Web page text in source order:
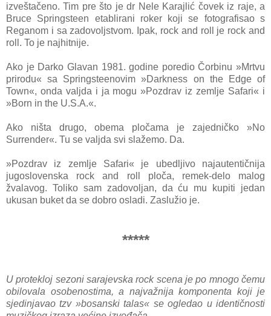
izveštačeno. Tim pre što je dr Nele Karajlić čovek iz raje, a
Bruce Springsteen etablirani roker koji se fotografisao s
Reganom i sa zadovoljstvom. Ipak, rock and roll je rock and
roll. To je najhitnije.
Ako je Darko Glavan 1981. godine poredio Čorbinu »Mrtvu
prirodu« sa Springsteenovim »Darkness on the Edge of
Town«, onda valjda i ja mogu »Pozdrav iz zemlje Safari« i
»Born in the U.S.A.«.
Ako ništa drugo, obema pločama je zajedničko »No
Surrender«. Tu se valjda svi slažemo. Da.
»Pozdrav iz zemlje Safari« je ubedljivo najautentičnija
jugoslovenska rock and roll ploča, remek-delo malog
žvalavog. Toliko sam zadovoljan, da ću mu kupiti jedan
ukusan buket da se dobro osladi. Zaslužio je.
*****
U protekloj sezoni sarajevska rock scena je po mnogo čemu
obilovala osobenostima, a najvažnija komponenta koji je
sjedinjavao tzv »bosanski talas« se ogledao u identičnosti